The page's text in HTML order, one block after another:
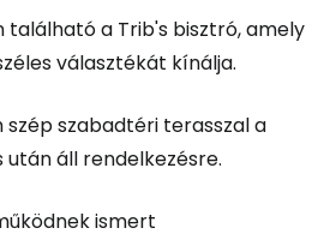
található a Trib's bisztró, amely
választékát kínálja.
szabadtéri terasszal a
áll rendelkezésre.
ismert